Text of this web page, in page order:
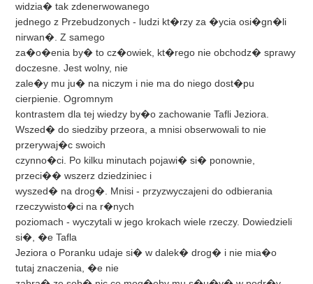
widzia� tak zdenerwowanego
jednego z Przebudzonych - ludzi kt�rzy za �ycia osi�gn�li
nirwan�. Z samego
za�o�enia by� to cz�owiek, kt�rego nie obchodz� sprawy
doczesne. Jest wolny, nie
zale�y mu ju� na niczym i nie ma do niego dost�pu
cierpienie. Ogromnym
kontrastem dla tej wiedzy by�o zachowanie Tafli Jeziora.
Wszed� do siedziby przeora, a mnisi obserwowali to nie
przerywaj�c swoich
czynno�ci. Po kilku minutach pojawi� si� ponownie,
przeci�� wszerz dziedziniec i
wyszed� na drog�. Mnisi - przyzwyczajeni do odbierania
rzeczywisto�ci na r�nych
poziomach - wyczytali w jego krokach wiele rzeczy. Dowiedzieli
si�, �e Tafla
Jeziora o Poranku udaje si� w dalek� drog� i nie mia�o
tutaj znaczenia, �e nie